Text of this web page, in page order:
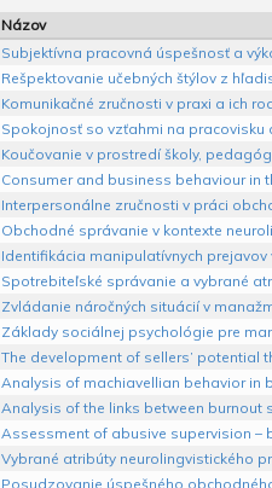
Názov
Subjektívna pracovná úspešnosť a
Rešpektovanie učebných štýlov z
Komunikačné zručnosti v praxi a ich
Spokojnosť so vzťahmi na
Koučovanie v prostredí školy,
Consumer and business behaviour in
Interpersonálne zručnosti v práci
Obchodné správanie v kontexte
Identifikácia manipulatívnych
Spotrebiteľské správanie a vybrané
Zvládanie náročných situácií v
Základy sociálnej psychológie pre
The development of sellers’ potential
Analysis of machiavellian behavior in
Analysis of the links between
Assessment of abusive supervision –
Vybrané atribúty neurolingvistického
Posudzovanie úspešného